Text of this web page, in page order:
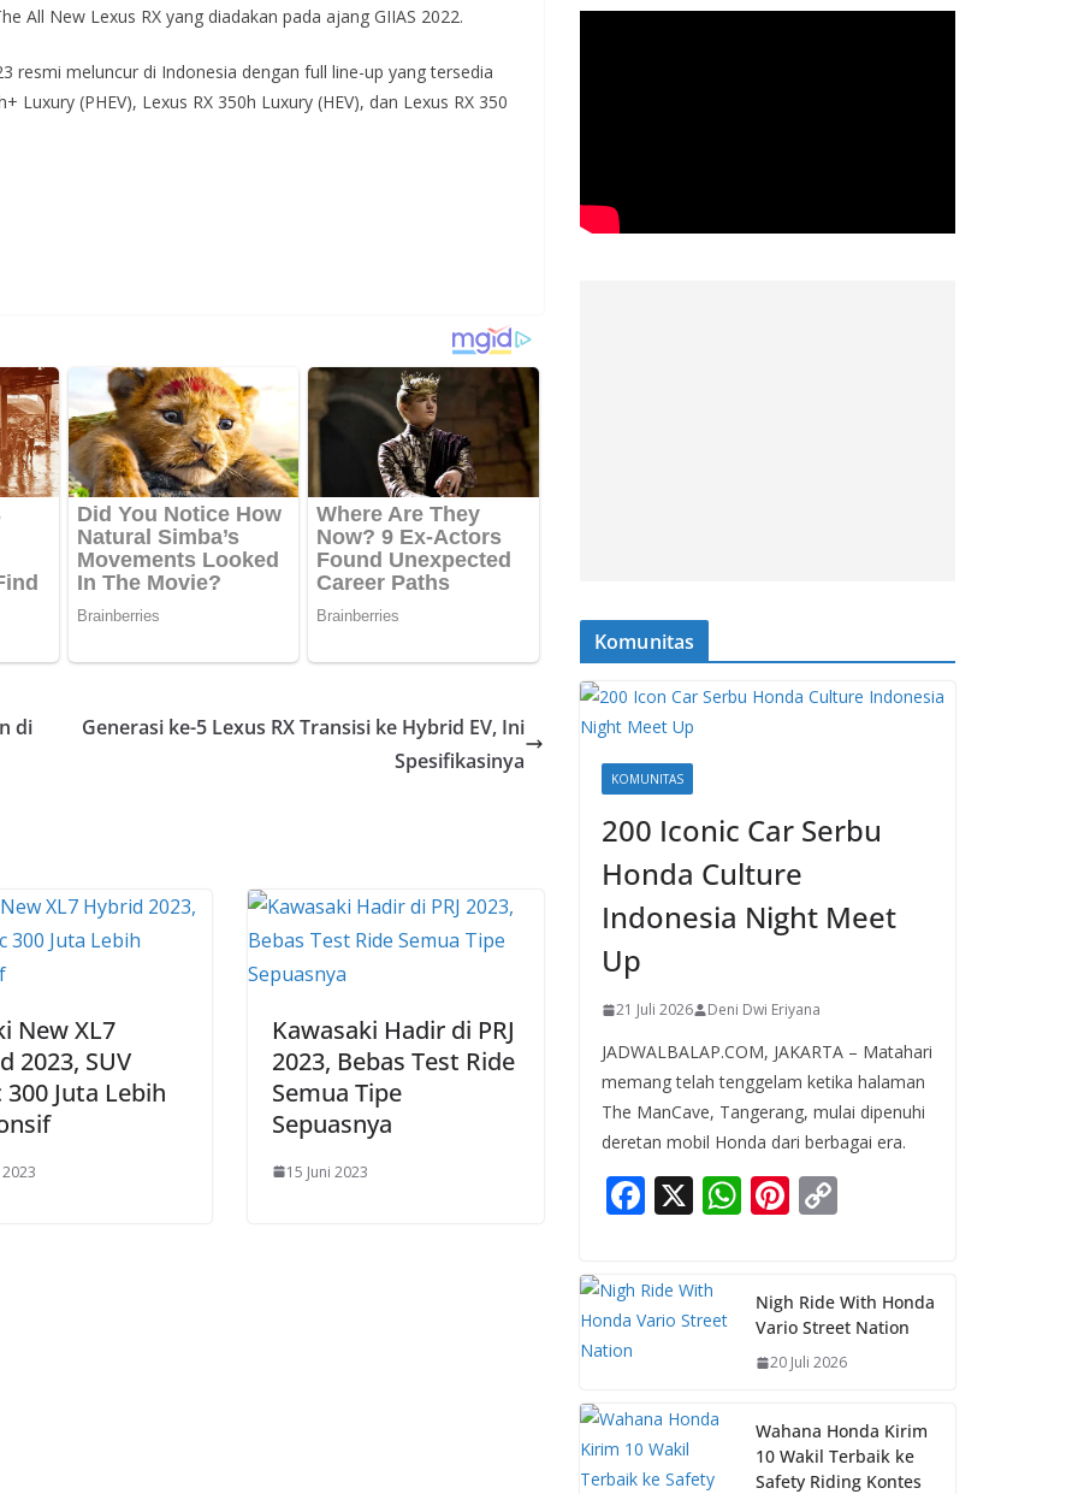
All New Lexus RX yang diadakan pada ajang GIIAS 2022.
resmi meluncur di Indonesia dengan full line-up yang tersedia
(PHEV), Lexus RX 350h Luxury (HEV), dan Lexus RX 350
di
Generasi ke-5 Lexus RX Transisi ke Hybrid EV, Ini
Spesifikasinya
New XL7
2023, SUV
Juta Lebih
2023
Kawasaki Hadir di PRJ
2023, Bebas Test Ride
Semua Tipe
Sepuasnya
15 Juni 2023
Komunitas
KOMUNITAS
200 Iconic Car Serbu
Honda Culture
Indonesia Night Meet
Up
21 Juli 2026 Deni Dwi Eriyana
JADWALBALAP.COM, JAKARTA – Matahari
memang telah tenggelam ketika halaman
The ManCave, Tangerang, mulai dipenuhi
deretan mobil Honda dari berbagai era.
F
e
b
k
X W
s
A
p
Pi
e
st
y
Li
k
Nigh Ride With Honda
Vario Street Nation
20 Juli 2026
Wahana Honda Kirim
10 Wakil Terbaik ke
Safety Riding Kontes